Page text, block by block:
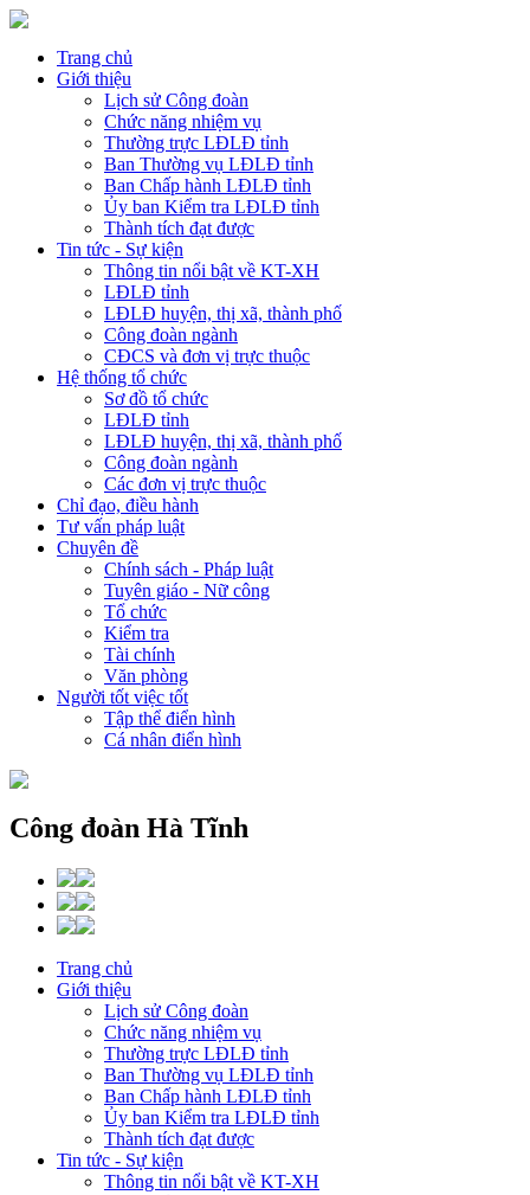
Trang chủ
Giới thiệu
Lịch sử Công đoàn
Chức năng nhiệm vụ
Thường trực LĐLĐ tỉnh
Ban Thường vụ LĐLĐ tỉnh
Ban Chấp hành LĐLĐ tỉnh
Ủy ban Kiểm tra LĐLĐ tỉnh
Thành tích đạt được
Tin tức - Sự kiện
Thông tin nổi bật về KT-XH
LĐLĐ tỉnh
LĐLĐ huyện, thị xã, thành phố
Công đoàn ngành
CĐCS và đơn vị trực thuộc
Hệ thống tổ chức
Sơ đồ tổ chức
LĐLĐ tỉnh
LĐLĐ huyện, thị xã, thành phố
Công đoàn ngành
Các đơn vị trực thuộc
Chỉ đạo, điều hành
Tư vấn pháp luật
Chuyên đề
Chính sách - Pháp luật
Tuyên giáo - Nữ công
Tổ chức
Kiểm tra
Tài chính
Văn phòng
Người tốt việc tốt
Tập thể điển hình
Cá nhân điển hình
Công đoàn Hà Tĩnh
Trang chủ
Giới thiệu
Lịch sử Công đoàn
Chức năng nhiệm vụ
Thường trực LĐLĐ tỉnh
Ban Thường vụ LĐLĐ tỉnh
Ban Chấp hành LĐLĐ tỉnh
Ủy ban Kiểm tra LĐLĐ tỉnh
Thành tích đạt được
Tin tức - Sự kiện
Thông tin nổi bật về KT-XH